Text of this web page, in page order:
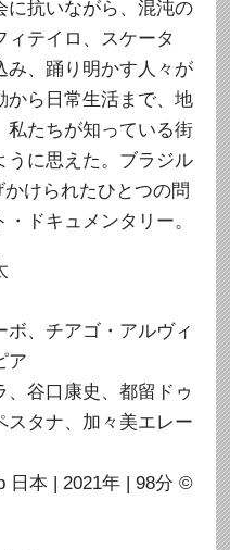
に抗いながら、混沌の
テイロ、スケータ
み、踊り明かす人々が
から日常生活まで、地
私たちが知っている街
うに思えた。ブラジル
けられたひとつの問
ドキュメンタリー。
、チアゴ・アルヴィ
ア
谷口康史、都留ドゥ
スタナ、加々美エレー
日本 | 2021年 | 98分 ©